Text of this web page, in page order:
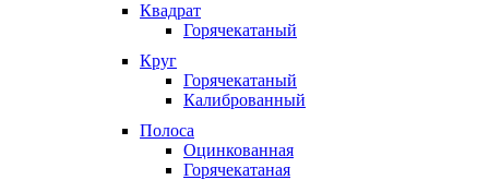
Квадрат
Горячекатаный
Круг
Горячекатаный
Калиброванный
Полоса
Оцинкованная
Горячекатаная